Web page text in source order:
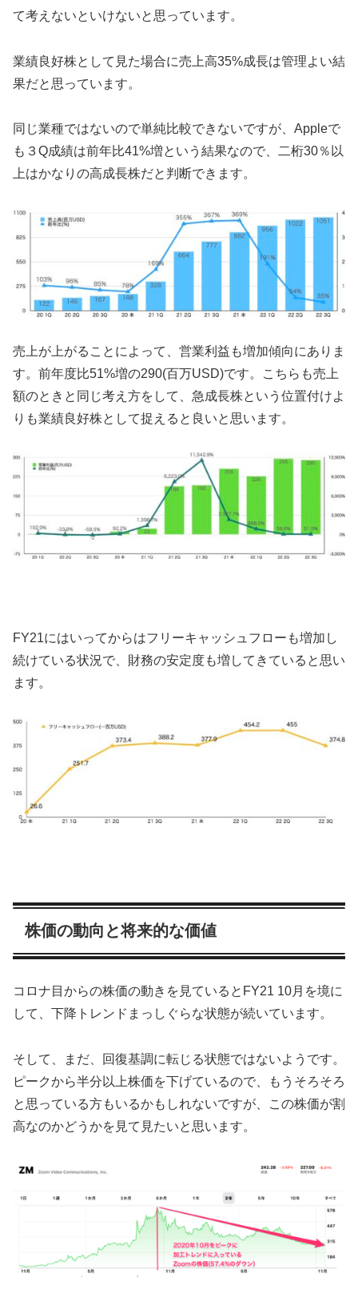
て考えないといけないと思っています。
業績良好株として見た場合に売上高35%成長は管理よい結
果だと思っています。
同じ業種ではないので単純比較できないですが、Appleで
も３Q成績は前年比41%増という結果なので、二桁30％以
上はかなりの高成長株だと判断できます。
売上が上がることによって、営業利益も増加傾向にありま
す。前年度比51%増の290(百万USD)です。こちらも売上
額のときと同じ考え方をして、急成長株という位置付けよ
りも業績良好株として捉えると良いと思います。
FY21にはいってからはフリーキャッシュフローも増加し
続けている状況で、財務の安定度も増してきていると思い
ます。
株価の動向と将来的な価値
コロナ目からの株価の動きを見ているとFY21 10月を境に
して、下降トレンドまっしぐらな状態が続いています。
そして、まだ、回復基調に転じる状態ではないようです。
ピークから半分以上株価を下げているので、もうそろそろ
と思っている方もいるかもしれないですが、この株価が割
高なのかどうかを見て見たいと思います。